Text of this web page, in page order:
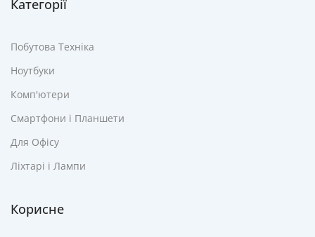
Категорії
Побутова Техніка
Ноутбуки
Комп'ютери
Смартфони і Планшети
Для Офісу
Ліхтарі і Лампи
Корисне